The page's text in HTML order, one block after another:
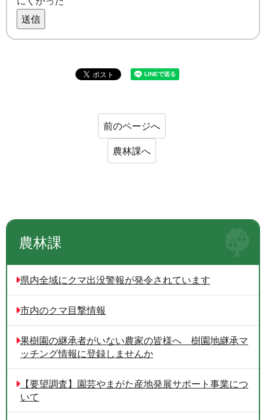
送信
前のページへ
農林課へ
農林課
県内全域にクマ出没警報が発令されています
市内のクマ目撃情報
果樹園の継承者がいない農家の皆様へ 樹園地継承マ
ッチング情報に登録しませんか
【要望調査】園芸やまがた産地発展サポート事業につ
いて